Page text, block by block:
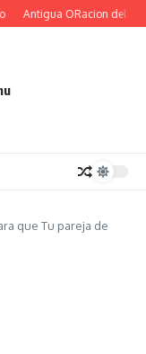
Antigua ORacion del
que Tu pareja de